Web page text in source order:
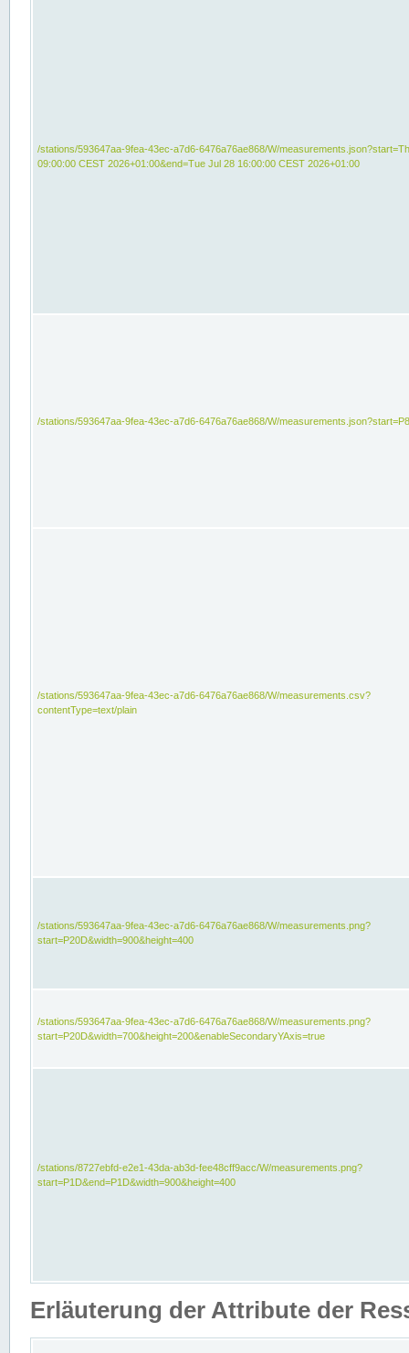
/stations/593647aa-9fea-43ec-a7d6-6476a76ae868/W/
09:00:00 CEST 2026+01:00&end=Tue Jul 28 16:00:00 CEST 2026+01:00
/stations/593647aa-9fea-43ec-a7d6-6476a76ae868/W/
/stations/593647aa-9fea-43ec-a7d6-6476a76ae868/W/measurements.csv?
contentType=text/plain
/stations/593647aa-9fea-43ec-a7d6-6476a76ae868/W/measurements.png?
start=P20D&width=900&height=400
/stations/593647aa-9fea-43ec-a7d6-6476a76ae868/W/measurements.png?
start=P20D&width=700&height=200&enableSecondaryYAxis=true
/stations/8727ebfd-e2e1-43da-ab3d-fee48cff9acc/W/measurements.png?
start=P1D&end=P1D&width=900&height=400
Erläuterung der Attribute der